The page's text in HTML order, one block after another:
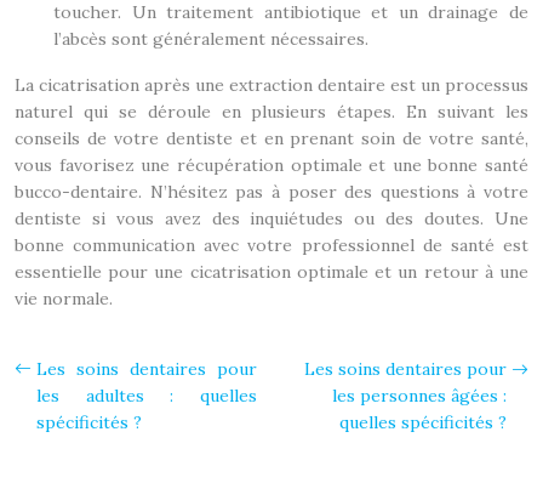
toucher. Un traitement antibiotique et un drainage de
l’abcès sont généralement nécessaires.
La cicatrisation après une extraction dentaire est un processus
naturel qui se déroule en plusieurs étapes. En suivant les
conseils de votre dentiste et en prenant soin de votre santé,
vous favorisez une récupération optimale et une bonne santé
bucco-dentaire. N’hésitez pas à poser des questions à votre
dentiste si vous avez des inquiétudes ou des doutes. Une
bonne communication avec votre professionnel de santé est
essentielle pour une cicatrisation optimale et un retour à une
vie normale.
Les soins dentaires pour
les adultes : quelles
spécificités ?
Les soins dentaires pour
les personnes âgées :
quelles spécificités ?